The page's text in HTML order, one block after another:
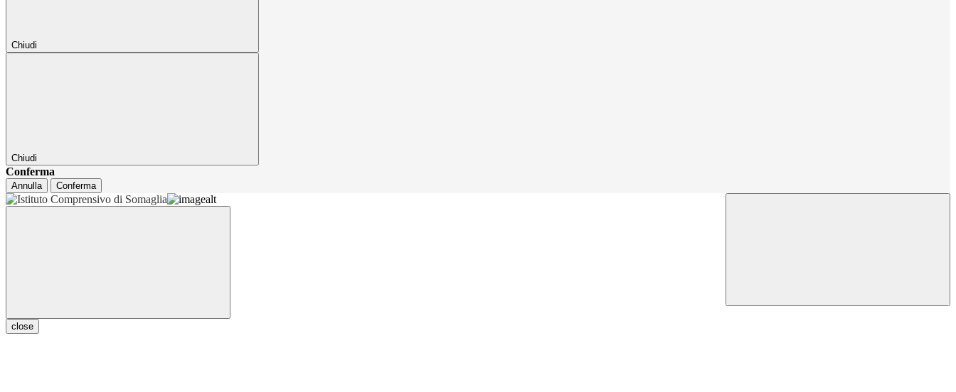
Chiudi
Chiudi
Conferma
Annulla Conferma
close